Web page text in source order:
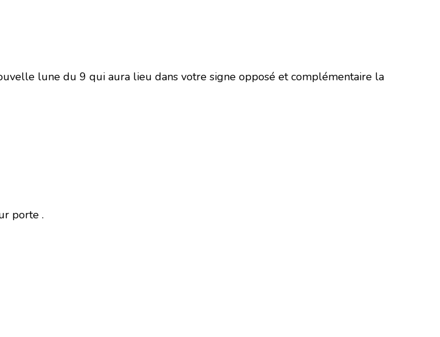
lune du 9 qui aura lieu dans votre signe opposé et complémentaire la
porte .